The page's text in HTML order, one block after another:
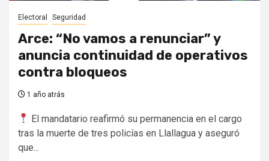
Electoral Seguridad
Arce: “No vamos a renunciar” y
anuncia continuidad de operativos
contra bloqueos
1 año atrás
El mandatario reafirmó su permanencia en el cargo
tras la muerte de tres policías en Llallagua y aseguró
que...